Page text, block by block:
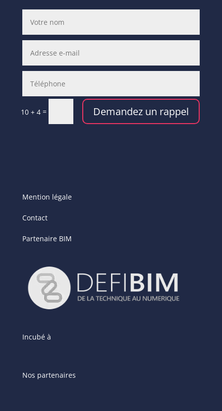
10 + 4 = Demandez un rappel
Mention légale
Contact
Partenaire BIM
Incubé à
Nos partenaires